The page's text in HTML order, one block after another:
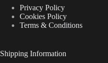
Privacy Policy
Cookies Policy
Terms & Conditions
Shipping Information